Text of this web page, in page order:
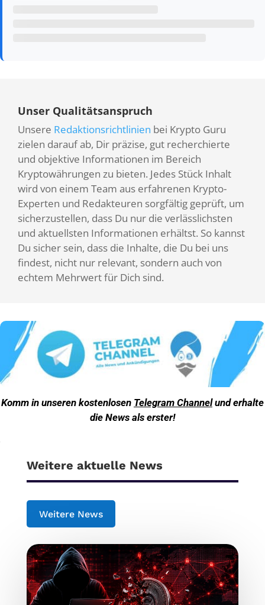
Unser Qualitätsanspruch
Unsere Redaktionsrichtlinien bei Krypto Guru
zielen darauf ab, Dir präzise, gut recherchierte
und objektive Informationen im Bereich
Kryptowährungen zu bieten. Jedes Stück Inhalt
wird von einem Team aus erfahrenen Krypto-
Experten und Redakteuren sorgfältig geprüft, um
sicherzustellen, dass Du nur die verlässlichsten
und aktuellsten Informationen erhältst. So kannst
Du sicher sein, dass die Inhalte, die Du bei uns
findest, nicht nur relevant, sondern auch von
echtem Mehrwert für Dich sind.
Komm in unseren kostenlosen Telegram Channelund erhalte
die News als erster!
Weitere aktuelle News
Weitere News